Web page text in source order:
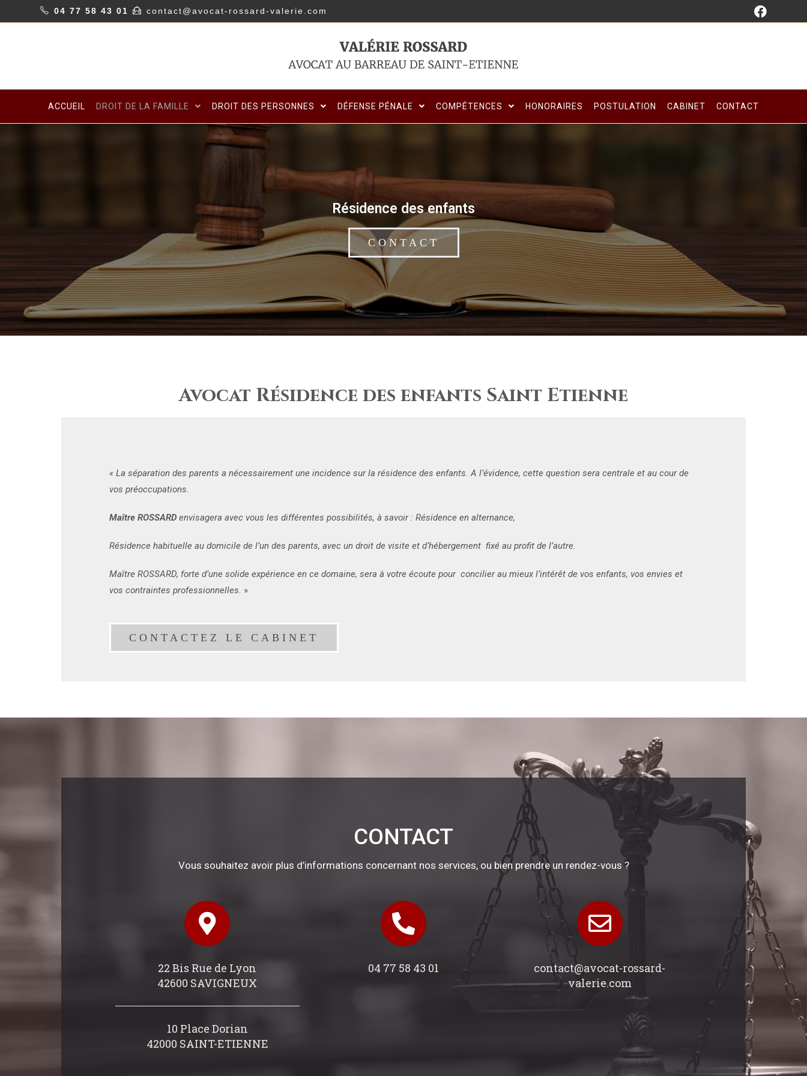
04 77 58 43 01 contact@avocat-rossard-valerie.com
ACCUEIL DROIT DE LA FAMILLE DROIT DES PERSONNES DÉFENSE PÉNALE COMPÉTENCES HONORAIRES POSTULATION CABINET CONTACT
Résidence des enfants
CONTACT
Avocat Résidence des enfants Saint Etienne
« La séparation des parents a nécessairement une incidence sur la résidence des enfants. A l’évidence, cette question sera centrale et au cour de
vos préoccupations.
Maître ROSSARD envisagera avec vous les différentes possibilités, à savoir : Résidence en alternance,
Résidence habituelle au domicile de l’un des parents, avec un droit de visite et d’hébergement fixé au profit de l’autre.
Maître ROSSARD, forte d’une solide expérience en ce domaine, sera à votre écoute pour concilier au mieux l’intérêt de vos enfants, vos envies et
vos contraintes professionnelles. »
CONTACTEZ LE CABINET
CONTACT
Vous souhaitez avoir plus d’informations concernant nos services, ou bien prendre un rendez-vous ?
22 Bis Rue de Lyon
42600 SAVIGNEUX
10 Place Dorian
42000 SAINT-ETIENNE
04 77 58 43 01
contact@avocat-rossard-
valerie.com